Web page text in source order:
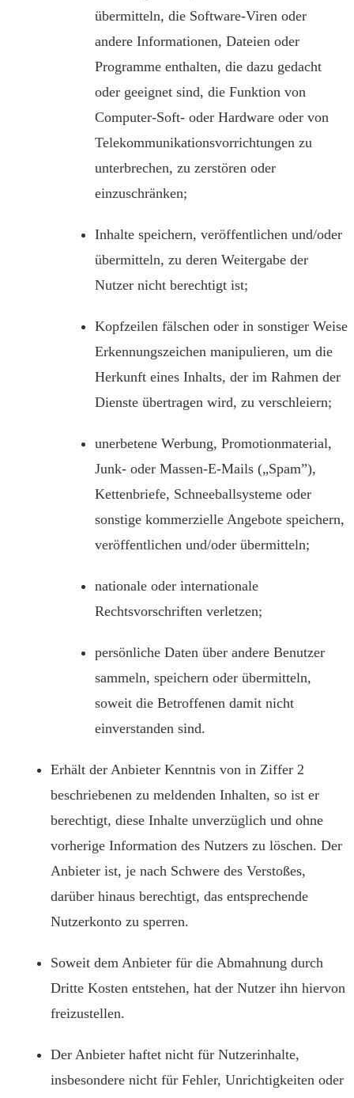
übermitteln, die Software-Viren oder
andere Informationen, Dateien oder
Programme enthalten, die dazu gedacht
oder geeignet sind, die Funktion von
Computer-Soft- oder Hardware oder von
Telekommunikationsvorrichtungen zu
unterbrechen, zu zerstören oder
einzuschränken;
Inhalte speichern, veröffentlichen und/oder
übermitteln, zu deren Weitergabe der
Nutzer nicht berechtigt ist;
Kopfzeilen fälschen oder in sonstiger Weise
Erkennungszeichen manipulieren, um die
Herkunft eines Inhalts, der im Rahmen der
Dienste übertragen wird, zu verschleiern;
unerbetene Werbung, Promotionmaterial,
Junk- oder Massen-E-Mails („Spam”),
Kettenbriefe, Schneeballsysteme oder
sonstige kommerzielle Angebote speichern,
veröffentlichen und/oder übermitteln;
nationale oder internationale
Rechtsvorschriften verletzen;
persönliche Daten über andere Benutzer
sammeln, speichern oder übermitteln,
soweit die Betroffenen damit nicht
einverstanden sind.
Erhält der Anbieter Kenntnis von in Ziffer 2
beschriebenen zu meldenden Inhalten, so ist er
berechtigt, diese Inhalte unverzüglich und ohne
vorherige Information des Nutzers zu löschen. Der
Anbieter ist, je nach Schwere des Verstoßes,
darüber hinaus berechtigt, das entsprechende
Nutzerkonto zu sperren.
Soweit dem Anbieter für die Abmahnung durch
Dritte Kosten entstehen, hat der Nutzer ihn hiervon
freizustellen.
Der Anbieter haftet nicht für Nutzerinhalte,
insbesondere nicht für Fehler, Unrichtigkeiten oder